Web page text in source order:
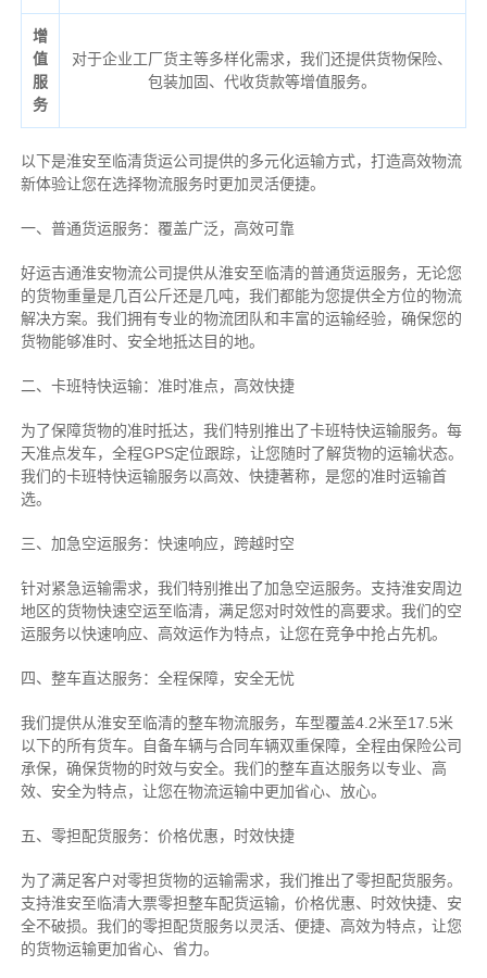
增
值
服
务
对于企业工厂货主等多样化需求，我们还提供货物保险、
包装加固、代收货款等增值服务。
以下是淮安至临清货运公司提供的多元化运输方式，打造高效物流
新体验让您在选择物流服务时更加灵活便捷。
一、普通货运服务：覆盖广泛，高效可靠
好运吉通淮安物流公司提供从淮安至临清的普通货运服务，无论您
的货物重量是几百公斤还是几吨，我们都能为您提供全方位的物流
解决方案。我们拥有专业的物流团队和丰富的运输经验，确保您的
货物能够准时、安全地抵达目的地。
二、卡班特快运输：准时准点，高效快捷
为了保障货物的准时抵达，我们特别推出了卡班特快运输服务。每
天准点发车，全程GPS定位跟踪，让您随时了解货物的运输状态。
我们的卡班特快运输服务以高效、快捷著称，是您的准时运输首
选。
三、加急空运服务：快速响应，跨越时空
针对紧急运输需求，我们特别推出了加急空运服务。支持淮安周边
地区的货物快速空运至临清，满足您对时效性的高要求。我们的空
运服务以快速响应、高效运作为特点，让您在竞争中抢占先机。
四、整车直达服务：全程保障，安全无忧
我们提供从淮安至临清的整车物流服务，车型覆盖4.2米至17.5米
以下的所有货车。自备车辆与合同车辆双重保障，全程由保险公司
承保，确保货物的时效与安全。我们的整车直达服务以专业、高
效、安全为特点，让您在物流运输中更加省心、放心。
五、零担配货服务：价格优惠，时效快捷
为了满足客户对零担货物的运输需求，我们推出了零担配货服务。
支持淮安至临清大票零担整车配货运输，价格优惠、时效快捷、安
全不破损。我们的零担配货服务以灵活、便捷、高效为特点，让您
的货物运输更加省心、省力。